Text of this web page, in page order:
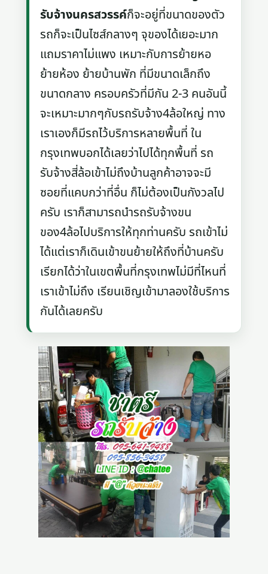
รับจ้างนครสวรรค์ก็จะอยู่ที่ขนาดของตัว
รถก็จะเป็นไซส์กลางๆ จุของได้เยอะมาก
แถมราคาไม่แพง เหมาะกับการย้ายหอ
ย้ายห้อง ย้ายบ้านพัก ที่มีขนาดเล็กถึง
ขนาดกลาง ครอบครัวที่มีกัน 2-3 คนอันนี้
จะเหมาะมากๆกับรถรับจ้าง4ล้อใหญ่ ทาง
เราเองก็มีรถไว้บริการหลายพื้นที่ ใน
กรุงเทพบอกได้เลยว่าไปได้ทุกพื้นที่ รถ
รับจ้างสี่ล้อเข้าไม่ถึงบ้านลูกค้าอาจจะมี
ซอยที่แคบกว่าที่อื่น ก็ไม่ต้องเป็นกังวลไป
ครับ เราก็สามารถนำรถรับจ้างขน
ของ4ล้อไปบริการให้ทุกท่านครับ รถเข้าไม่
ได้แต่เราก็เดินเข้าขนย้ายให้ถึงที่บ้านครับ
เรียกได้ว่าในเขตพื้นที่กรุงเทพไม่มีที่ไหนที่
เราเข้าไม่ถึง เรียนเชิญเข้ามาลองใช้บริการ
กันได้เลยครับ